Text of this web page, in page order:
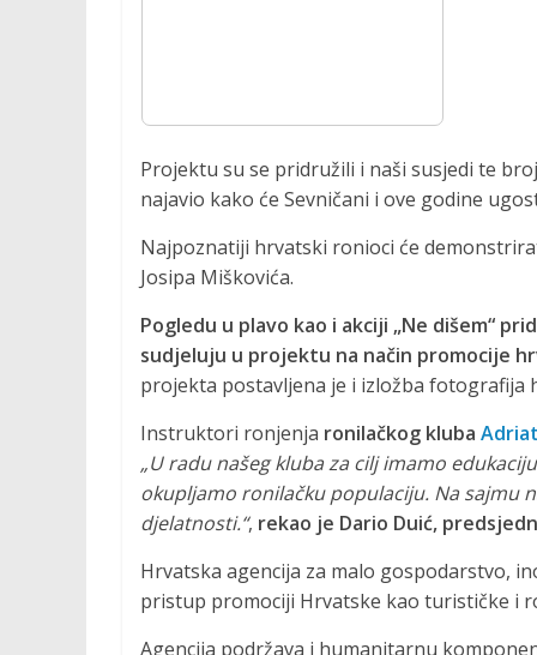
Projektu su se pridružili i naši susjedi te
najavio kako će Sevničani i ove godine
Najpoznatiji hrvatski ronioci će
Josipa Miškovića.
Pogledu u plavo kao i akciji „Ne dišem“
sudjeluju u projektu na način promocije
projekta postavljena je i izložba fotografija
Instruktori ronjenja ronilačkog kluba
„U radu našeg kluba za cilj imamo
okupljamo ronilačku populaciju. Na sajmu
djelatnosti.“, rekao je Dario Duić,
Hrvatska agencija za malo gospodarstvo,
pristup promociji Hrvatske kao turističke i
Agencija podržava i humanitarnu